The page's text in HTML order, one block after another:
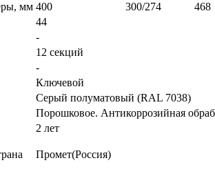
мм 400 300/274
468
44
-
12 секций
-
Ключевой
Серый полуматовый (RAL 7038)
Порошковое. Антикоррозийная
2 лет
Промет(Россия)